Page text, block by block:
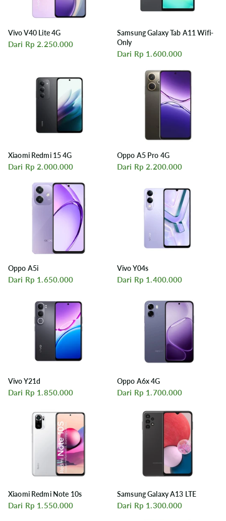
Vivo V40 Lite 4G
Dari Rp 2.250.000
Samsung Galaxy Tab A11 Wifi-
Only
Dari Rp 1.600.000
Xiaomi Redmi 15 4G
Dari Rp 2.000.000
Oppo A5 Pro 4G
Dari Rp 2.200.000
Oppo A5i
Dari Rp 1.650.000
Vivo Y04s
Dari Rp 1.400.000
Vivo Y21d
Dari Rp 1.850.000
Oppo A6x 4G
Dari Rp 1.700.000
Xiaomi Redmi Note 10s
Dari Rp 1.550.000
Samsung Galaxy A13 LTE
Dari Rp 1.300.000